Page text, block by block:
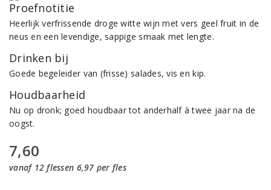
Proefnotitie
Heerlijk verfrissende droge witte wijn met vers geel fruit in de
neus en een levendige, sappige smaak met lengte.
Drinken bij
Goede begeleider van (frisse) salades, vis en kip.
Houdbaarheid
Nu op dronk; goed houdbaar tot anderhalf à twee jaar na de
oogst.
7,60
vanaf 12 flessen 6,97 per fles